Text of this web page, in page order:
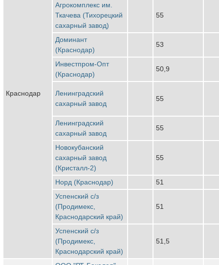
Краснодар
Агрокомплекс им.
Ткачева (Тихорецкий
сахарный завод)
55
Доминант
(Краснодар)
53
Инвестпром-Опт
(Краснодар)
50,9
Ленинградский
сахарный завод
55
Ленинградский
сахарный завод
55
Новокубанский
сахарный завод
(Кристалл-2)
55
Норд (Краснодар)
51
Успенский с/з
(Продимекс,
Краснодарский край)
51
Успенский с/з
(Продимекс,
Краснодарский край)
51,5